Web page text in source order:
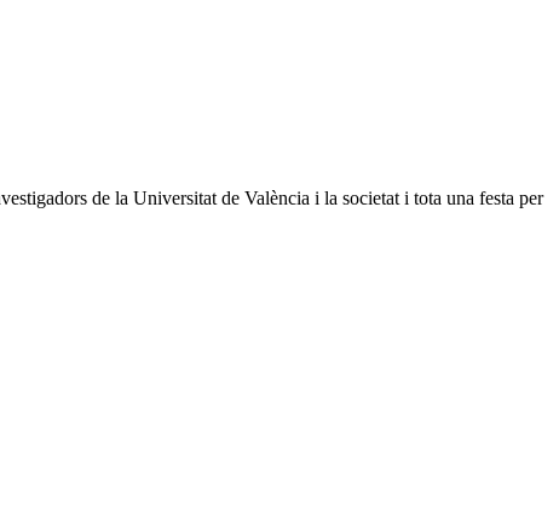
de la Universitat de València i la societat i tota una festa per